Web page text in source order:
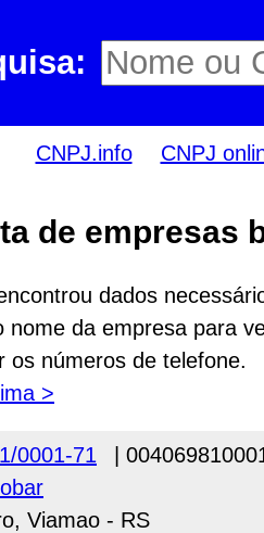
CNPJ.info CNPJ
de empresas
dados
nome da empresa para
os números de telefone.
>
0001-71
|
Viamao - RS